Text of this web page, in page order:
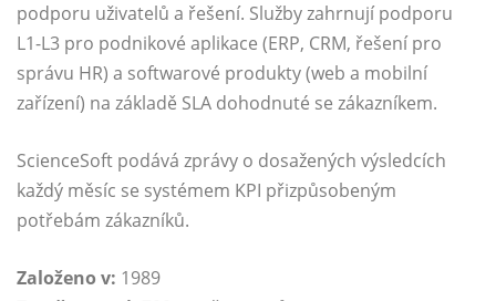
podporu uživatelů a řešení. Služby zahrnují podporu
L1-L3 pro podnikové aplikace (ERP, CRM, řešení pro
správu HR) a softwarové produkty (web a mobilní
zařízení) na základě SLA dohodnuté se zákazníkem.
ScienceSoft podává zprávy o dosažených výsledcích
každý měsíc se systémem KPI přizpůsobeným
potřebám zákazníků.
Založeno v: 1989